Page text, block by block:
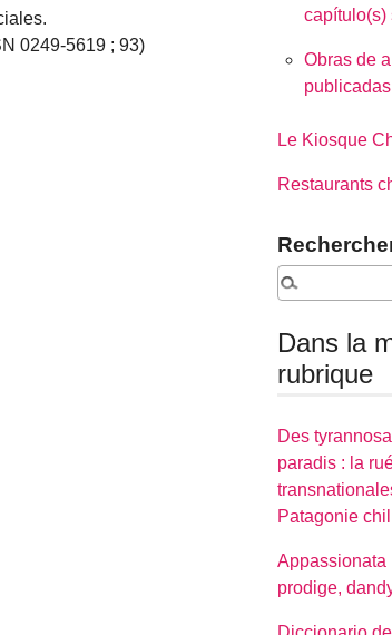
0249-5619 ; 93)
capítulo(s)
Obras de
Le Kiosque
Restaurants
Dans la
rubrique
Des
paradis : la
Patagonie
Appassionata
prodige,